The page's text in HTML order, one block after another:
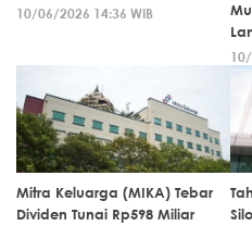
10/06/2026 14:36 WIB
Mitra Keluarga (MIKA) Tebar
Dividen Tunai Rp598 Miliar